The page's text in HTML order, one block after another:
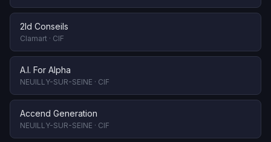
2ld Conseils
Clamart · CIF
A.I. For Alpha
NEUILLY-SUR-SEINE · CIF
Accend Generation
NEUILLY-SUR-SEINE · CIF